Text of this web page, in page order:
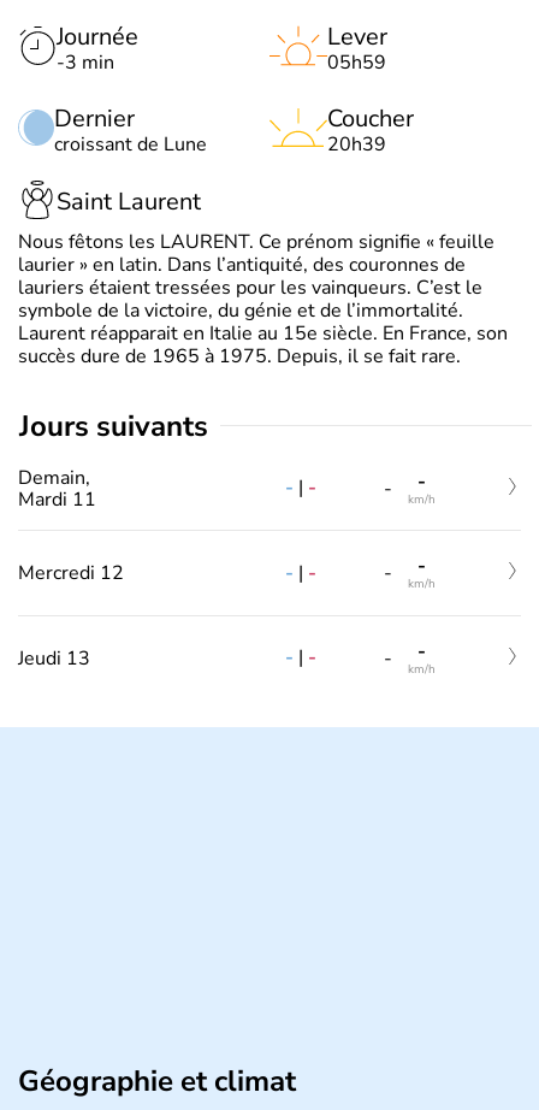
Journée
-3 min
Dernier
croissant de Lune
Lever
05h59
Coucher
20h39
Saint Laurent
Nous fêtons les LAURENT. Ce prénom signifie « feuille
laurier » en latin. Dans l’antiquité, des couronnes de
lauriers étaient tressées pour les vainqueurs. C’est le
symbole de la victoire, du génie et de l’immortalité.
Laurent réapparait en Italie au 15e siècle. En France, son
succès dure de 1965 à 1975. Depuis, il se fait rare.
jours suivants
Demain,
Mardi 11
- | - - -
km/h
Mercredi 12 - | - - -
km/h
Jeudi 13 - | - - -
km/h
Géographie et climat